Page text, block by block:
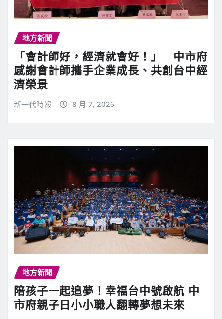
地方新聞
「會計師好，經濟就會好！」 中市府
感謝會計師攜手企業成長、共創台中經
濟榮景
新一代時報 8 月 7, 2026
地方新聞
陪孩子一起追夢！幸福台中號啟航 中
市府親子日小小職人翻轉夢想未來